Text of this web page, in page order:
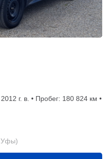
г. в. • Пробег: 180 824 км •
Уфы)